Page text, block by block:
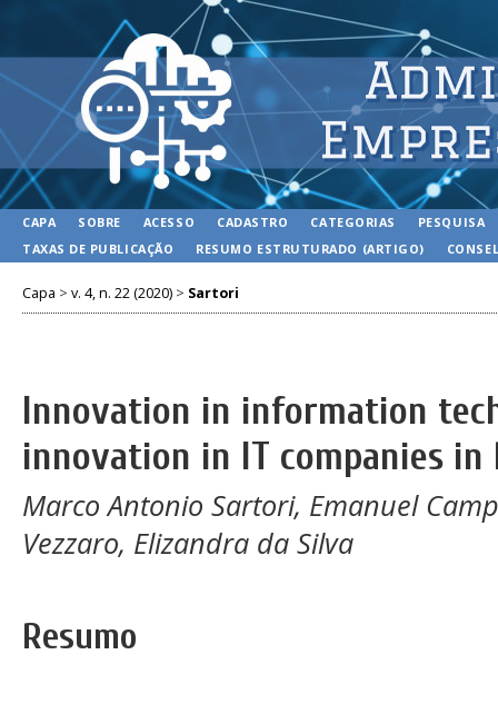
CAPA SOBRE ACESSO CADASTRO CATEGORIAS
PESQUISA
TAXAS DE PUBLICAÇÃO
RESUMO ESTRUTURADO (ARTIGO)
Capa > v. 4, n. 22 (2020) > Sartori
Innovation in information
innovation in IT companies in
Marco Antonio Sartori, Emanuel
Vezzaro, Elizandra da Silva
Resumo